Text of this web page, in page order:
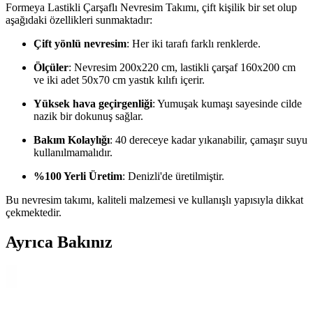
Formeya Lastikli Çarşaflı Nevresim Takımı, çift kişilik bir set olup
aşağıdaki özellikleri sunmaktadır:
Çift yönlü nevresim: Her iki tarafı farklı renklerde.
Ölçüler: Nevresim 200x220 cm, lastikli çarşaf 160x200 cm
ve iki adet 50x70 cm yastık kılıfı içerir.
Yüksek hava geçirgenliği: Yumuşak kumaşı sayesinde cilde
nazik bir dokunuş sağlar.
Bakım Kolaylığı: 40 dereceye kadar yıkanabilir, çamaşır suyu
kullanılmamalıdır.
%100 Yerli Üretim: Denizli'de üretilmiştir.
Bu nevresim takımı, kaliteli malzemesi ve kullanışlı yapısıyla dikkat
çekmektedir.
Ayrıca Bakınız